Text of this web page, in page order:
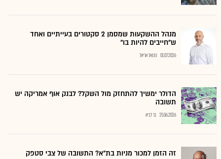
מנהל ההשקעות שמסמן 2 סקטורים בעייתיים ואחד
ש"חייבים להיות בו"
01.07.2026 נתנאל אריאל
הדולר ימשיך להתחזק מול השקל? לבנק אוף אמריקה יש
תשובה
25.06.2026 בר לביא
זה הזמן למכור מניות בת"א? התשובה של צבי סטפק